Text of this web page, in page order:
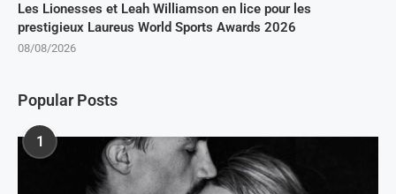
Les Lionesses et Leah Williamson en lice pour les
prestigieux Laureus World Sports Awards 2026
08/08/2026
Popular Posts
1